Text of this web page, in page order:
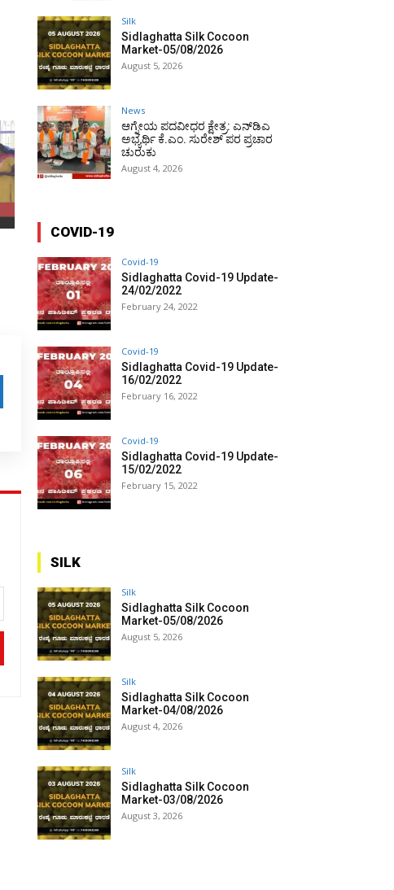
Silk
Sidlaghatta Silk Cocoon
Market-05/08/2026
August 5, 2026
News
ಆಗ್ನೇಯ ಪದವೀಧರ ಕ್ಷೇತ್ರ: ಎನ್‌ಡಿಎ
ಅಭ್ಯರ್ಥಿ ಕೆ.ಎಂ. ಸುರೇಶ್ ಪರ ಪ್ರಚಾರ
ಚುರುಕು
August 4, 2026
COVID-19
Covid-19
Sidlaghatta Covid-19 Update-
24/02/2022
February 24, 2022
Covid-19
Sidlaghatta Covid-19 Update-
16/02/2022
February 16, 2022
Covid-19
Sidlaghatta Covid-19 Update-
15/02/2022
February 15, 2022
SILK
Silk
Sidlaghatta Silk Cocoon
Market-05/08/2026
August 5, 2026
Silk
Sidlaghatta Silk Cocoon
Market-04/08/2026
August 4, 2026
Silk
Sidlaghatta Silk Cocoon
Market-03/08/2026
August 3, 2026